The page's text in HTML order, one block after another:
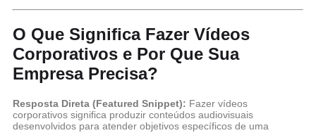
O Que Significa Fazer Vídeos
Corporativos e Por Que Sua
Empresa Precisa?
Resposta Direta (Featured Snippet): Fazer vídeos
corporativos significa produzir conteúdos audiovisuais
desenvolvidos para atender objetivos específicos de uma